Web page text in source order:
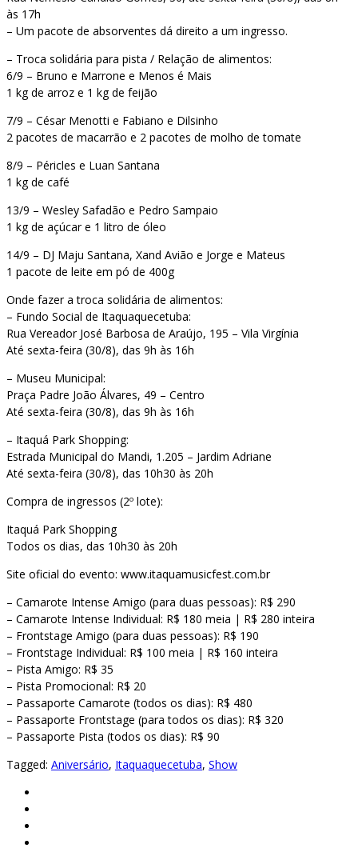
às 17h
– Um pacote de absorventes dá direito a um ingresso.
– Troca solidária para pista / Relação de alimentos:
6/9 – Bruno e Marrone e Menos é Mais
1 kg de arroz e 1 kg de feijão
7/9 – César Menotti e Fabiano e Dilsinho
2 pacotes de macarrão e 2 pacotes de molho de tomate
8/9 – Péricles e Luan Santana
1 kg de café
13/9 – Wesley Safadão e Pedro Sampaio
1 kg de açúcar e 1 litro de óleo
14/9 – DJ Maju Santana, Xand Avião e Jorge e Mateus
1 pacote de leite em pó de 400g
Onde fazer a troca solidária de alimentos:
– Fundo Social de Itaquaquecetuba:
Rua Vereador José Barbosa de Araújo, 195 – Vila Virgínia
Até sexta-feira (30/8), das 9h às 16h
– Museu Municipal:
Praça Padre João Álvares, 49 – Centro
Até sexta-feira (30/8), das 9h às 16h
– Itaquá Park Shopping:
Estrada Municipal do Mandi, 1.205 – Jardim Adriane
Até sexta-feira (30/8), das 10h30 às 20h
Compra de ingressos (2º lote):
Itaquá Park Shopping
Todos os dias, das 10h30 às 20h
Site oficial do evento: www.itaquamusicfest.com.br
– Camarote Intense Amigo (para duas pessoas): R$ 290
– Camarote Intense Individual: R$ 180 meia | R$ 280 inteira
– Frontstage Amigo (para duas pessoas): R$ 190
– Frontstage Individual: R$ 100 meia | R$ 160 inteira
– Pista Amigo: R$ 35
– Pista Promocional: R$ 20
– Passaporte Camarote (todos os dias): R$ 480
– Passaporte Frontstage (para todos os dias): R$ 320
– Passaporte Pista (todos os dias): R$ 90
Tagged: Aniversário, Itaquaquecetuba, Show